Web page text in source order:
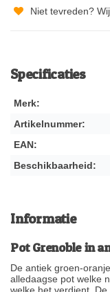
Niet tevreden?
Specificaties
Merk:
Artikelnummer:
EAN:
Beschikbaarheid:
Informatie
Pot Grenoble in
De antiek groen-
alledaagse pot welke
welke het verdient.